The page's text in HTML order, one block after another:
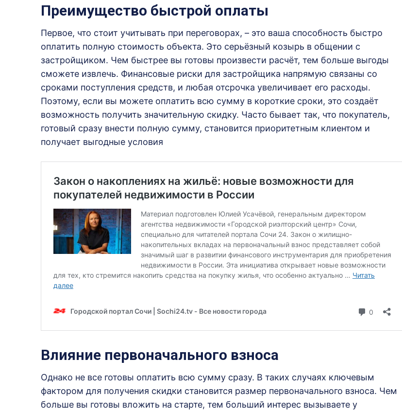
Преимущество быстрой оплаты
Первое, что стоит учитывать при переговорах, – это ваша способность быстро
оплатить полную стоимость объекта. Это серьёзный козырь в общении с
застройщиком. Чем быстрее вы готовы произвести расчёт, тем больше выгоды
сможете извлечь. Финансовые риски для застройщика напрямую связаны со
сроками поступления средств, и любая отсрочка увеличивает его расходы.
Поэтому, если вы можете оплатить всю сумму в короткие сроки, это создаёт
возможность получить значительную скидку. Часто бывает так, что покупатель,
готовый сразу внести полную сумму, становится приоритетным клиентом и
получает выгодные условия
Влияние первоначального взноса
Однако не все готовы оплатить всю сумму сразу. В таких случаях ключевым
фактором для получения скидки становится размер первоначального взноса. Чем
больше вы готовы вложить на старте, тем больший интерес вызываете у